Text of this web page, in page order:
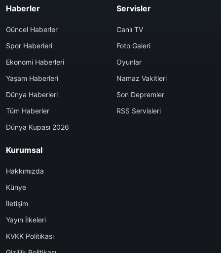
Haberler
Güncel Haberler
Spor Haberleri
Ekonomi Haberleri
Yaşam Haberleri
Dünya Haberleri
Tüm Haberler
Dünya Kupası 2026
Servisler
Canlı TV
Foto Galeri
Oyunlar
Namaz Vakitleri
Son Depremler
RSS Servisleri
Kurumsal
Hakkımızda
Künye
İletişim
Yayın İlkeleri
KVKK Politikası